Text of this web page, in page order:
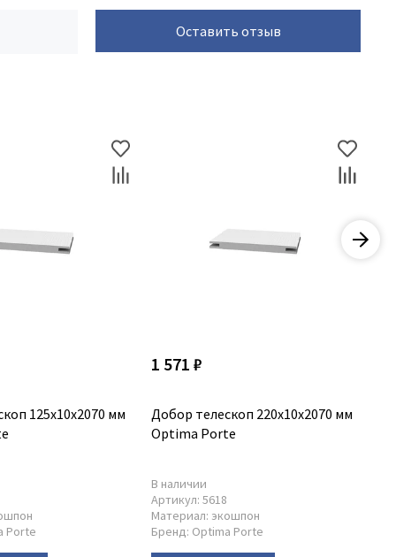
Оставить отзыв
125x10x2070 мм
Porte
1 571 ₽
Добор телескоп 220x10x2070 мм
Optima Porte
В наличии
Артикул:5618
Материал: экошпон
Бренд: Optima Porte